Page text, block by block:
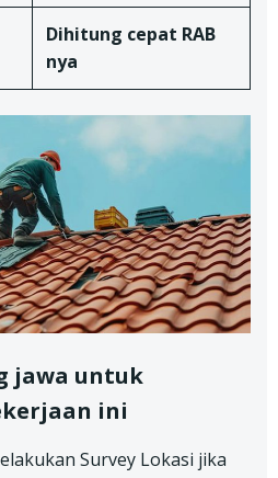
Dihitung cepat RAB
nya
jawa untuk
ini
Survey Lokasi jika